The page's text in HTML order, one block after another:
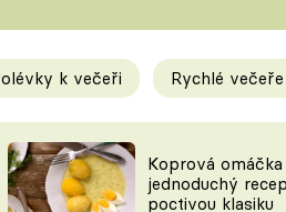
Tipy a triky
KAM ZA JÍDLEM
k večeři Rychlé večeře
Koprová
jednoduchý
poctivou klasiku